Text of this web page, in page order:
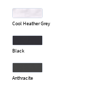
Cool Heather Grey
Black
Anthracite